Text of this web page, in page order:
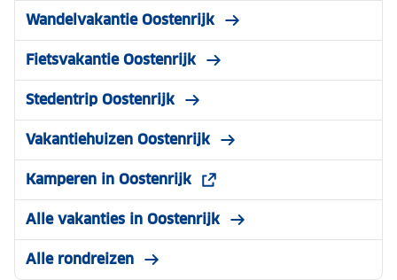
Wandelvakantie Oostenrijk
Fietsvakantie Oostenrijk
Stedentrip Oostenrijk
Vakantiehuizen Oostenrijk
Kamperen in Oostenrijk
Alle vakanties in Oostenrijk
Alle rondreizen